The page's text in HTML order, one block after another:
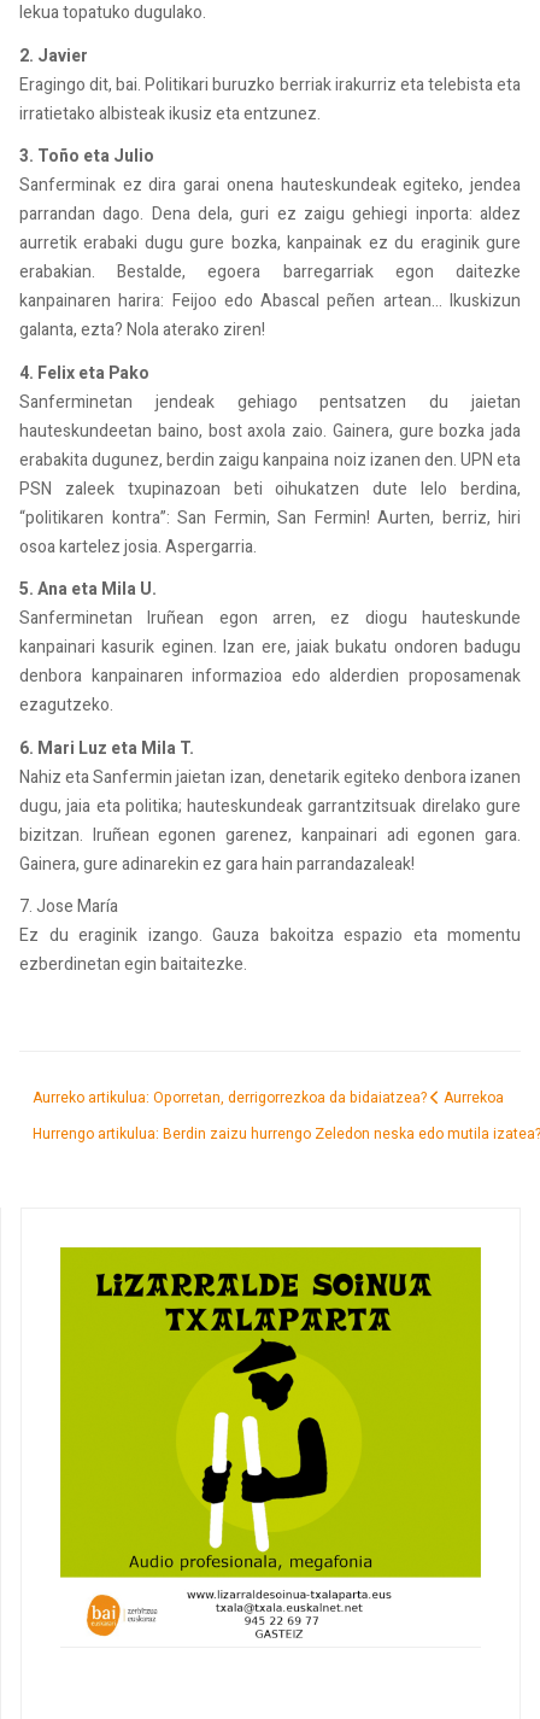
lekua topatuko dugulako.
2. Javier
Eragingo dit, bai. Politikari buruzko berriak irakurriz eta telebista eta
irratietako albisteak ikusiz eta entzunez.
3. Toño eta Julio
Sanferminak ez dira garai onena hauteskundeak egiteko, jendea
parrandan dago. Dena dela, guri ez zaigu gehiegi inporta: aldez
aurretik erabaki dugu gure bozka, kanpainak ez du eraginik gure
erabakian. Bestalde, egoera barregarriak egon daitezke
kanpainaren harira: Feijoo edo Abascal peñen artean... Ikuskizun
galanta, ezta? Nola aterako ziren!
4. Felix eta Pako
Sanferminetan jendeak gehiago pentsatzen du jaietan
hauteskundeetan baino, bost axola zaio. Gainera, gure bozka jada
erabakita dugunez, berdin zaigu kanpaina noiz izanen den. UPN eta
PSN zaleek txupinazoan beti oihukatzen dute lelo berdina,
“politikaren kontra”: San Fermin, San Fermin! Aurten, berriz, hiri
osoa kartelez josia. Aspergarria.
5. Ana eta Mila U.
Sanferminetan Iruñean egon arren, ez diogu hauteskunde
kanpainari kasurik eginen. Izan ere, jaiak bukatu ondoren badugu
denbora kanpainaren informazioa edo alderdien proposamenak
ezagutzeko.
6. Mari Luz eta Mila T.
Nahiz eta Sanfermin jaietan izan, denetarik egiteko denbora izanen
dugu, jaia eta politika; hauteskundeak garrantzitsuak direlako gure
bizitzan. Iruñean egonen garenez, kanpainari adi egonen gara.
Gainera, gure adinarekin ez gara hain parrandazaleak!
7. Jose María
Ez du eraginik izango. Gauza bakoitza espazio eta momentu
ezberdinetan egin baitaitezke.
Aurreko artikulua: Oporretan, derrigorrezkoa da bidaiatzea?
Aurrekoa
Hurrengo artikulua: Berdin zaizu hurrengo Zeledon neska edo mutila